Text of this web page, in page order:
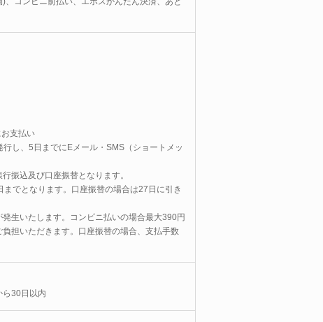
支払い
し、5日までにEメール・SMS（ショートメッ
振込及び口座振替となります。
でとなります。口座振替の場合は27日に引き
生いたします。コンビニ払いの場合最大390円
担いただきます。口座振替の場合、支払手数
30日以内